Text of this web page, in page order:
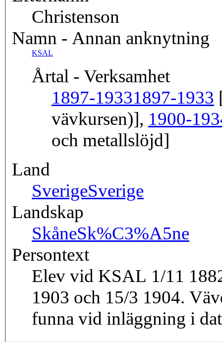
Christenson
Namn - Annan anknytning
KSAL
Årtal - Verksamhet
1897-19331897-1933
vävkursen)], 1900-
och metallslöjd]
Land
SverigeSverige
Landskap
SkåneSk%C3%A5ne
Persontext
Elev vid KSAL 1/11
1903 och 15/3 1904.
funna vid inläggning i